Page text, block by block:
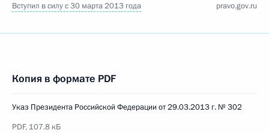
Вступил в силу с 30 марта 2013 года pravo.gov.ru
Копия в формате PDF
Указ Президента Российской Федерации от 29.03.2013 г. № 302
PDF, 107.8 кБ